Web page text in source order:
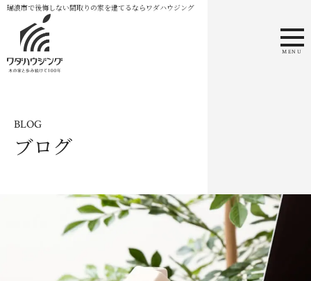
瑞浪市で後悔しない間取りの家を建てるならワダハウジング
MENU
BLOG
ブログ